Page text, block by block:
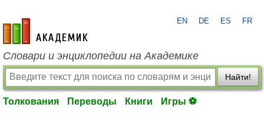
academic.ru
EN DE ES FR
Словари и энциклопедии на Академике
Найти!
Толкования Переводы Книги Игры ⚽